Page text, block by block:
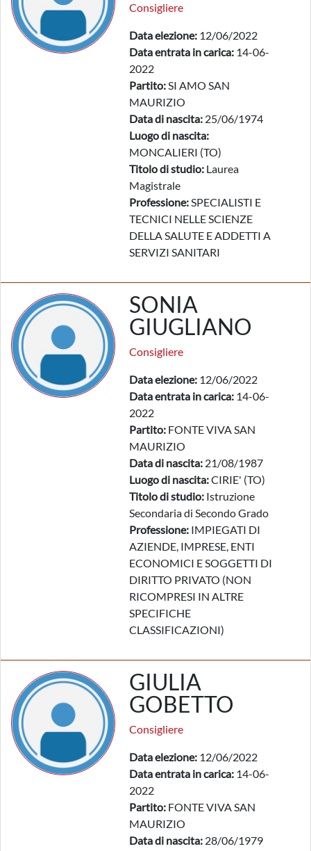
Consigliere
Data elezione: 12/06/2022
Data entrata in carica: 14-06-
2022
Partito:SI AMO SAN
MAURIZIO
Data di nascita: 25/06/1974
Luogo di nascita:
MONCALIERI (TO)
Titolo di studio: Laurea
Magistrale
Professione:SPECIALISTI E
TECNICI NELLE SCIENZE
DELLA SALUTE E ADDETTI A
SERVIZI SANITARI
SONIA
GIUGLIANO
Consigliere
Data elezione: 12/06/2022
Data entrata in carica: 14-06-
2022
Partito: FONTE VIVA SAN
MAURIZIO
Data di nascita: 21/08/1987
Luogo di nascita:CIRIE' (TO)
Titolo di studio: Istruzione
Secondaria di Secondo Grado
Professione: IMPIEGATI DI
AZIENDE, IMPRESE, ENTI
ECONOMICI E SOGGETTI DI
DIRITTO PRIVATO (NON
RICOMPRESI IN ALTRE
SPECIFICHE
CLASSIFICAZIONI)
GIULIA
GOBETTO
Consigliere
Data elezione: 12/06/2022
Data entrata in carica: 14-06-
2022
Partito: FONTE VIVA SAN
MAURIZIO
Data di nascita: 28/06/1979